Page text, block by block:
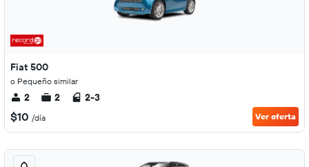
Fiat 500
o Pequeño similar
2 2 2-3
$10 /día Ver oferta